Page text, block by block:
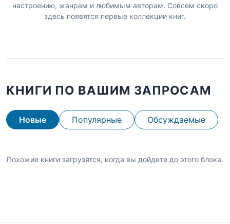
настроению, жанрам и любимым авторам. Совсем скоро
здесь появятся первые коллекции книг.
КНИГИ ПО ВАШИМ ЗАПРОСАМ
Новые Популярные Обсуждаемые
Похожие книги загрузятся, когда вы дойдете до этого блока.